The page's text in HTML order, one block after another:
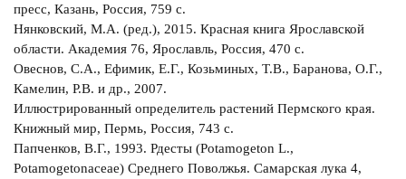
пресс, Казань, Россия, 759 с.
Нянковский, M.A. (ред.), 2015. Красная книга Ярославской
области. Академия 76, Ярославль, Россия, 470 с.
Овеснов, С.A., Ефимик, E.Г., Козьминых, T.В., Баранова, O.Г.,
Камелин, Р.В. и др., 2007.
Иллюстрированный определитель растений Пермского края.
Книжный мир, Пермь, Россия, 743 с.
Папченков, В.Г., 1993. Рдесты (Potamogeton L.,
Potamogetonaceae) Среднего Поволжья. Самарская лука 4,